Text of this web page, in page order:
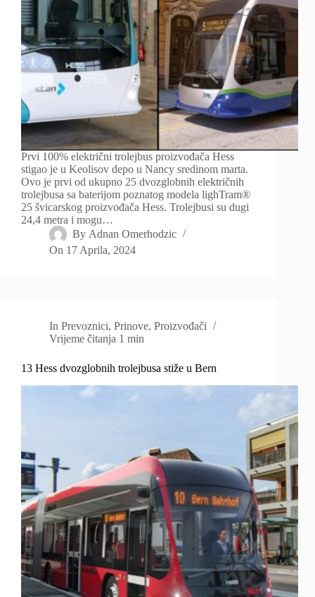
Prvi 100% električni trolejbus proizvođača Hess
stigao je u Keolisov depo u Nancy sredinom marta.
Ovo je prvi od ukupno 25 dvozglobnih električnih
trolejbusa sa baterijom poznatog modela lighTram®
25 švicarskog proizvođača Hess. Trolejbusi su dugi
24,4 metra i mogu…
By Adnan Omerhodzic
On 17 Aprila, 2024
In Prevoznici,Prinove,Proizvođači
Vrijeme čitanja 1 min
13 Hess dvozglobnih trolejbusa stiže u Bern